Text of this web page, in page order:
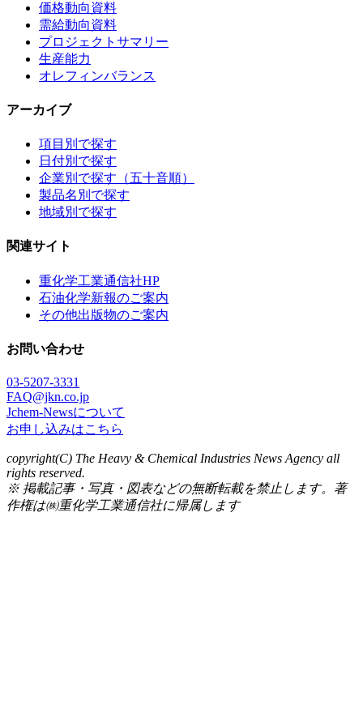
価格動向資料
需給動向資料
プロジェクトサマリー
生産能力
オレフィンバランス
アーカイブ
項目別で探す
日付別で探す
企業別で探す（五十音順）
製品名別で探す
地域別で探す
関連サイト
重化学工業通信社HP
石油化学新報のご案内
その他出版物のご案内
お問い合わせ
03-5207-3331
FAQ@jkn.co.jp
Jchem-Newsについて
お申し込みはこちら
copyright(C) The Heavy & Chemical Industries News Agency all
rights reserved.
※ 掲載記事・写真・図表などの無断転載を禁止します。著
作権は㈱重化学工業通信社に帰属します